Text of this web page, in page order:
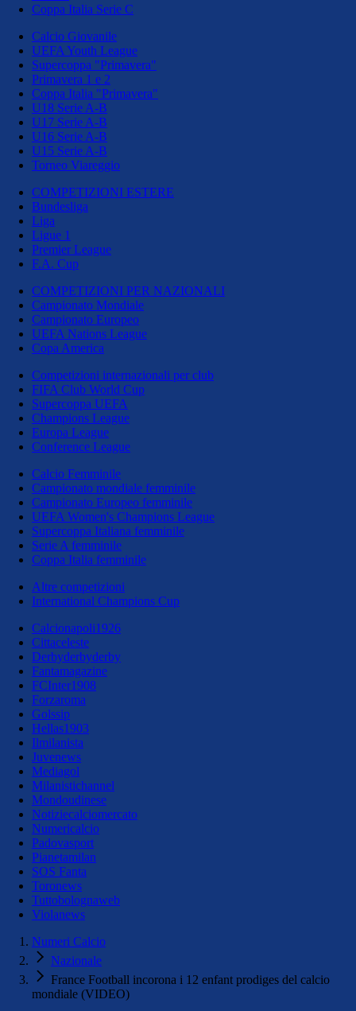
Coppa Italia Serie C
Calcio Giovanile
UEFA Youth League
Supercoppa "Primavera"
Primavera 1 e 2
Coppa Italia "Primavera"
U18 Serie A-B
U17 Serie A-B
U16 Serie A-B
U15 Serie A-B
Torneo Viareggio
COMPETIZIONI ESTERE
Bundesliga
Liga
Ligue 1
Premier League
F.A. Cup
COMPETIZIONI PER NAZIONALI
Campionato Mondiale
Campionato Europeo
UEFA Nations League
Copa America
Competizioni internazionali per club
FIFA Club World Cup
Supercoppa UEFA
Champions League
Europa League
Conference League
Calcio Femminile
Campionato mondiale femminile
Campionato Europeo femminile
UEFA Women's Champions League
Supercoppa Italiana femminile
Serie A femminile
Coppa Italia femminile
Altre competizioni
International Champions Cup
Calcionapoli1926
Cittaceleste
Derbyderbyderby
Fantamagazine
FCInter1908
Forzaroma
Golssip
Hellas1903
Ilmilanista
Juvenews
Mediagol
Milanistichannel
Mondoudinese
Notiziecalciomercato
Numericalcio
Padovasport
Pianetamilan
SOS Fanta
Toronews
Tuttobolognaweb
Violanews
Numeri Calcio
Nazionale
France Football incorona i 12 enfant prodiges del calcio
mondiale (VIDEO)